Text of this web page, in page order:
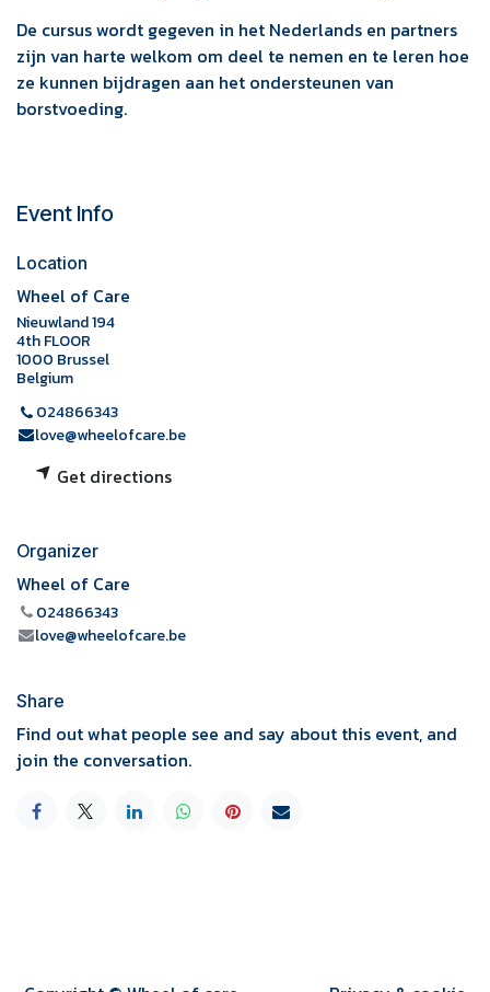
De cursus wordt gegeven in het Nederlands en partners
zijn van harte welkom om deel te nemen en te leren hoe
ze kunnen bijdragen aan het ondersteunen van
borstvoeding.
Event Info
Location
Wheel of Care
Nieuwland 194
4th FLOOR
1000 Brussel
Belgium
024866343
love@wheelofcare.be
Get directions
Organizer
Wheel of Care
024866343
love@wheelofcare.be
Share
Find out what people see and say about this event, and
join the conversation.